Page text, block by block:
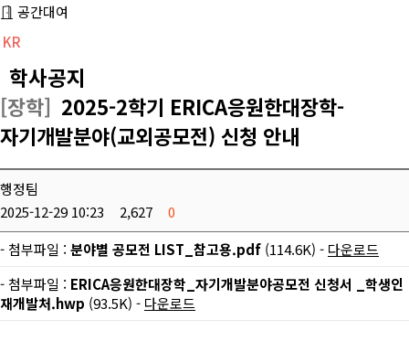
공간대여
KR
학사공지
[장학] 2025-2학기 ERICA응원한대장학-
자기개발분야(교외공모전) 신청 안내
행정팀
2025-12-29 10:23
2,627
0
- 첨부파일 : 분야별 공모전 LIST_참고용.pdf (114.6K) - 다운로드
- 첨부파일 : ERICA응원한대장학_자기개발분야공모전 신청서 _학생인
재개발처.hwp (93.5K) - 다운로드